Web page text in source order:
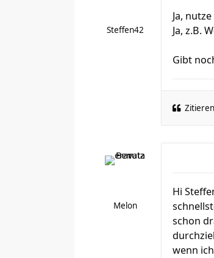
Steffen42
Ja,
Ja, z.B.
Gibt
Zitieren
Melon
Hi
schon
wenn